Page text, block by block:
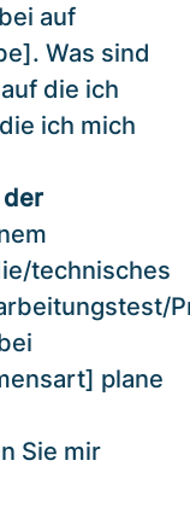
auf
Was sind
die ich
ich mich
der
technisches
plane
Sie mir